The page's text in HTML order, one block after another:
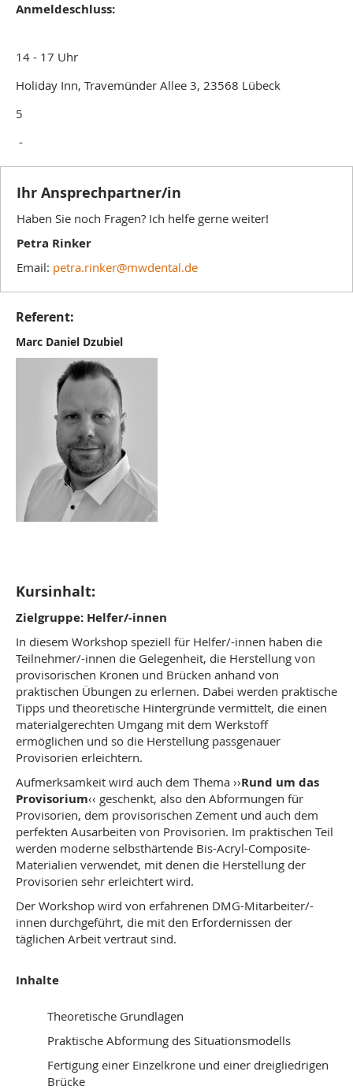
Anmeldeschluss:
14 - 17 Uhr
Holiday Inn, Travemünder Allee 3, 23568 Lübeck
5
-
Ihr Ansprechpartner/in
Haben Sie noch Fragen? Ich helfe gerne weiter!
Petra Rinker
Email: petra.rinker@mwdental.de
Referent:
Marc Daniel Dzubiel
Kursinhalt:
Zielgruppe: Helfer/-innen
In diesem Workshop speziell für Helfer/-innen haben die
Teilnehmer/-innen die Gelegenheit, die Herstellung von
provisorischen Kronen und Brücken anhand von
praktischen Übungen zu erlernen. Dabei werden praktische
Tipps und theoretische Hintergründe vermittelt, die einen
materialgerechten Umgang mit dem Werkstoff
ermöglichen und so die Herstellung passgenauer
Provisorien erleichtern.
Aufmerksamkeit wird auch dem Thema ››Rund um das
Provisorium‹‹ geschenkt, also den Abformungen für
Provisorien, dem provisorischen Zement und auch dem
perfekten Ausarbeiten von Provisorien. Im praktischen Teil
werden moderne selbsthärtende Bis-Acryl-Composite-
Materialien verwendet, mit denen die Herstellung der
Provisorien sehr erleichtert wird.
Der Workshop wird von erfahrenen DMG-Mitarbeiter/-
innen durchgeführt, die mit den Erfordernissen der
täglichen Arbeit vertraut sind.
Inhalte
Theoretische Grundlagen
Praktische Abformung des Situationsmodells
Fertigung einer Einzelkrone und einer dreigliedrigen
Brücke